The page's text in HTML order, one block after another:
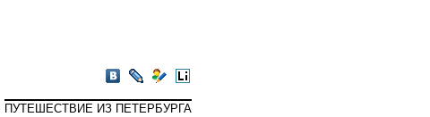
VKontakte
LiveJournal
Мой
LiveInternet
ПУТЕШЕСТВИЕ ИЗ ПЕТЕРБУРГА